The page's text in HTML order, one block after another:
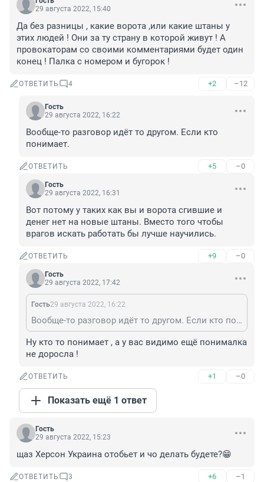
29 августа 2022, 15:40
Да без разницы , какие ворота ,или какие штаны у
этих людей ! Они за ту страну в которой живут ! А
провокаторам со своими комментариями будет один
конец ! Палка с номером и бугорок !
ОТВЕТИТЬ 4 +2 –12
Гость
29 августа 2022, 16:22
Вообще-то разговор идёт то другом. Если кто
понимает.
ОТВЕТИТЬ +5 –0
Гость
29 августа 2022, 16:31
Вот потому у таких как вы и ворота сгившие и
денег нет на новые штаны. Вместо того чтобы
врагов искать работать бы лучше научились.
ОТВЕТИТЬ +9 –0
Гость
29 августа 2022, 17:42
Гость29 августа 2022, 16:22
Вообще-то разговор идёт то другом. Если кто понимает.
Ну кто то понимает , а у вас видимо ещё понималка
не доросла !
ОТВЕТИТЬ +1 –0
Показать ещё 1 ответ
Гость
29 августа 2022, 15:23
щаз Херсон Украина отобьет и чо делать будете?😁
ОТВЕТИТЬ 3 +6 –1